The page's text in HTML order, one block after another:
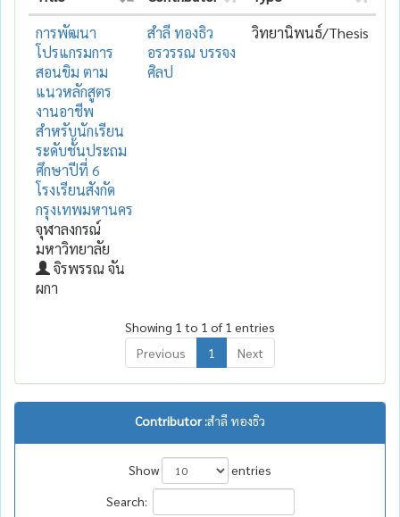
การพัฒนา
โปรแกรมการ
สอนขิม ตาม
แนวหลักสูตร
งานอาชีพ
สำหรับนักเรียน
ระดับชั้นประถม
ศึกษาปีที่ 6
โรงเรียนสังกัด
กรุงเทพมหานคร
จุฬาลงกรณ์
มหาวิทยาลัย
จิรพรรณ จัน
ผกา
สำลี ทองธิว
อรวรรณ บรรจง
ศิลป
วิทยานิพนธ์/Thesis
Showing 1 to 1 of 1 entries
Previous
1 Next
Contributor :สำลี ทองธิว
Show
entries
Search: